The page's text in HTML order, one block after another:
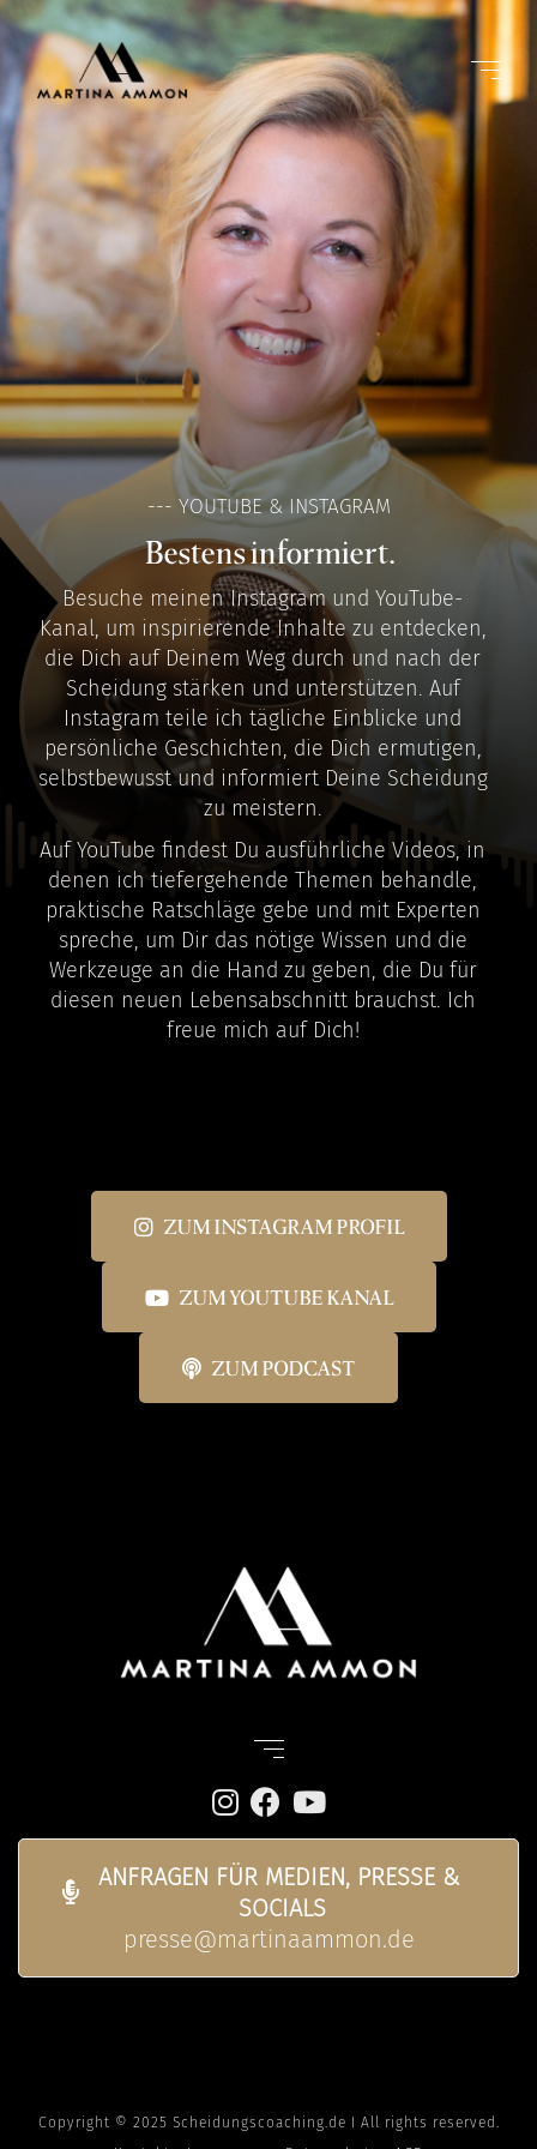
--- YOUTUBE & INSTAGRAM
Bestens informiert.
Besuche meinen Instagram und YouTube-
Kanal, um inspirierende Inhalte zu entdecken,
die Dich auf Deinem Weg durch und nach der
Scheidung stärken und unterstützen. Auf
Instagram teile ich tägliche Einblicke und
persönliche Geschichten, die Dich ermutigen,
selbstbewusst und informiert Deine Scheidung
zu meistern.
Auf YouTube findest Du ausführliche Videos, in
denen ich tiefergehende Themen behandle,
praktische Ratschläge gebe und mit Experten
spreche, um Dir das nötige Wissen und die
Werkzeuge an die Hand zu geben, die Du für
diesen neuen Lebensabschnitt brauchst. Ich
freue mich auf Dich!
ZUM INSTAGRAM PROFIL
ZUM YOUTUBE KANAL
ZUM PODCAST
ANFRAGEN FÜR MEDIEN, PRESSE &
SOCIALS
presse@martinaammon.de
Copyright © 2025 Scheidungscoaching.de I All rights reserved.